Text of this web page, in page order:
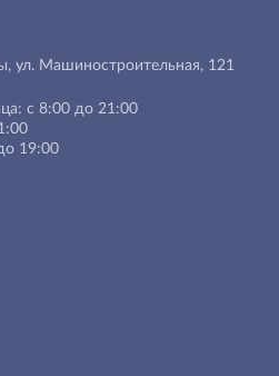
ул. Машиностроительная, 121
с 8:00 до 21:00
19:00